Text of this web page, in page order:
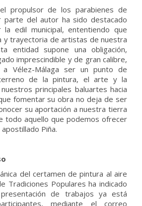
propulsor de los parabienes de
parte del autor ha sido destacado
la edil municipal, ententiendo que
y trayectoria de artistas de nuestra
entidad supone una obligación,
imprescindible y de gran calibre,
Vélez-Málaga ser un punto de
de la pintura, el arte y la
nuestros principales baluartes hacia
fomentar su obra no deja de ser
su aportación a nuestra tierra
todo aquello que podemos ofrecer
Piña.
del certamen de pintura al aire
Tradiciones Populares ha indicado
de trabajos ya está
mediante el correo